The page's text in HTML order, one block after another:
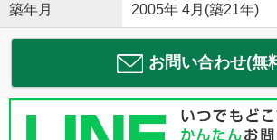
築年月 2005年 4月(築21年)
お問い合わせ(無